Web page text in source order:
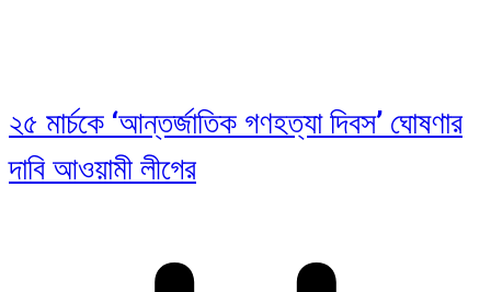
২৫ মার্চকে ‘আন্তর্জাতিক গণহত্যা দিবস’ ঘোষণার
দাবি আওয়ামী লীগের